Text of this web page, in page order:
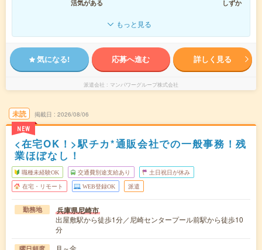
活気がある
しずか
もっと見る
気になる! 応募へ進む 詳しく見る
派遣会社 マンパワーグループ株式会社
未読
NEW
掲載日 2026/08/06
<在宅OK！>駅チカ*通販会社での一般事務！残
業ほぼなし！
職種未経験OK 交通費別途支給あり 土日祝日が休み
在宅・リモート WEB登録OK 派遣
勤務地 兵庫県尼崎市
出屋敷駅から徒歩1分／尼崎センタープール前駅から徒歩10
分
月～金